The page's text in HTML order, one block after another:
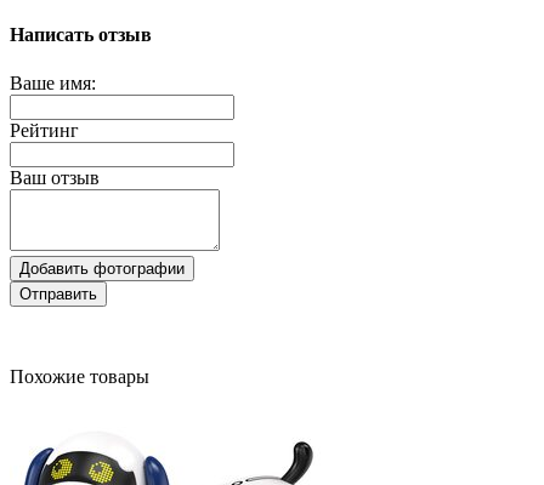
Написать отзыв
Ваше имя:
Рейтинг
Ваш отзыв
Добавить фотографии
Отправить
Похожие товары